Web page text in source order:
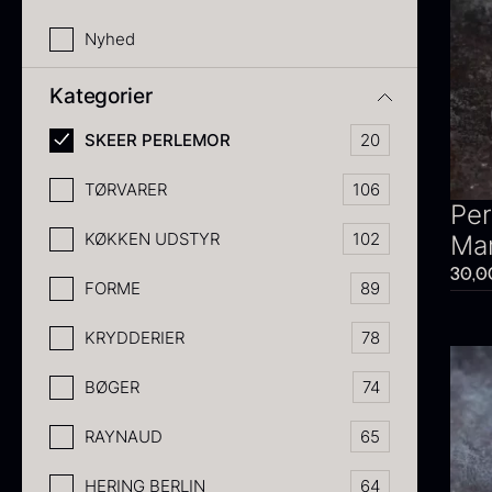
SPECIAL
MOLEKYLÆR
FONDE &
FROST
SOYA &
PONZU &
YUZU &
TANG
DESSERT
NIBS &
HONNING
Nyhed
Kategorier
SKEER PERLEMOR 20
TØRVARER 106
KØKKEN UDSTYR 102
FORME 89
KRYDDERIER 78
BØGER 74
RAYNAUD 65
HERING BERLIN 64